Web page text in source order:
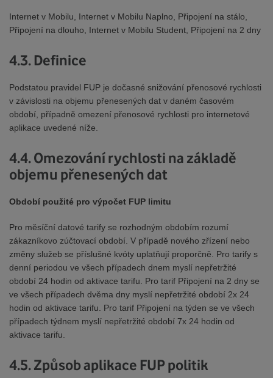
Internet v Mobilu, Internet v Mobilu Naplno, Připojení na stálo,
Připojení na dlouho, Internet v Mobilu Student, Připojení na 2 dny
4.3. Definice
Podstatou pravidel FUP je dočasné snižování přenosové rychlosti
v závislosti na objemu přenesených dat v daném časovém
období, případně omezení přenosové rychlosti pro internetové
aplikace uvedené níže.
4.4. Omezování rychlosti na základě
objemu přenesených dat
Období použité pro výpočet FUP limitu
Pro měsíční datové tarify se rozhodným obdobím rozumí
zákazníkovo zúčtovací období. V případě nového zřízení nebo
změny služeb se příslušné kvóty uplatňují proporčně. Pro tarify s
denní periodou ve všech případech dnem myslí nepřetržité
období 24 hodin od aktivace tarifu. Pro tarif Připojení na 2 dny se
ve všech případech dvěma dny myslí nepřetržité období 2x 24
hodin od aktivace tarifu. Pro tarif Připojení na týden se ve všech
případech týdnem myslí nepřetržité období 7x 24 hodin od
aktivace tarifu.
4.5. Způsob aplikace FUP politik